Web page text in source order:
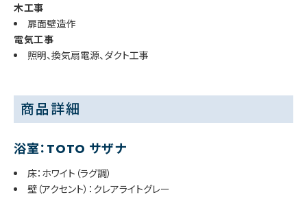
木工事
扉面壁造作
電気工事
照明、換気扇電源、ダクト工事
商品詳細
浴室：TOTO サザナ
床：ホワイト（ラグ調）
壁（アクセント）：クレアライトグレー